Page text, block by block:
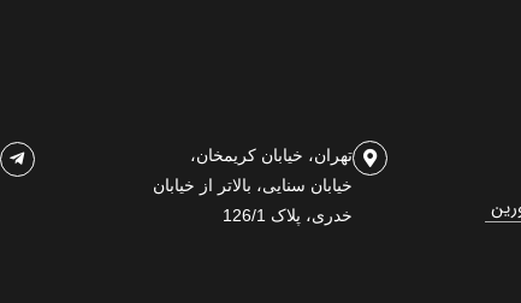
تهران، خیابان کریمخان،
خیابان سنایی، بالاتر از خیابان
خدری، پلاک 126/1